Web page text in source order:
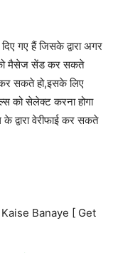
गए हैं जिसके द्वारा अगर
मैसेज सेंड कर सकते
सकते हो,इसके लिए
को सेलेक्ट करना होगा
द्वारा वेरीफाई कर सकते
Banaye [ Get